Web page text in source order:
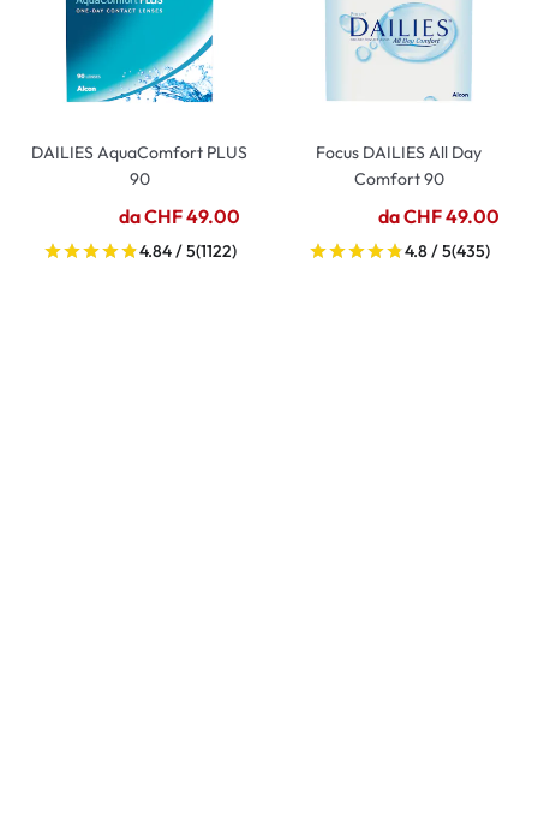
DAILIES AquaComfort PLUS
90
da CHF 49.00
4.84 / 5(1122)
Focus DAILIES All Day
Comfort 90
da CHF 49.00
4.8 / 5(435)